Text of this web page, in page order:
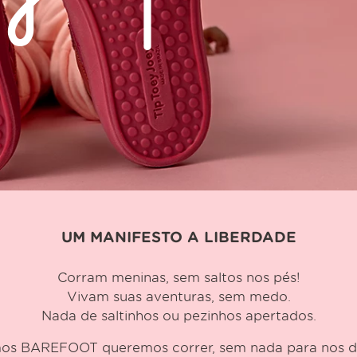
UM MANIFESTO A LIBERDADE
Corram meninas, sem saltos nos pés!
Vivam suas aventuras, sem medo.
Nada de saltinhos ou pezinhos apertados.
BAREFOOT queremos correr, sem nada para nos